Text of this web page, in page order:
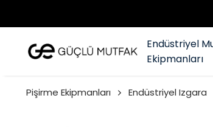
Endüstriyel
Ekipmanları
Pişirme Ekipmanları Endüstriyel Izgara